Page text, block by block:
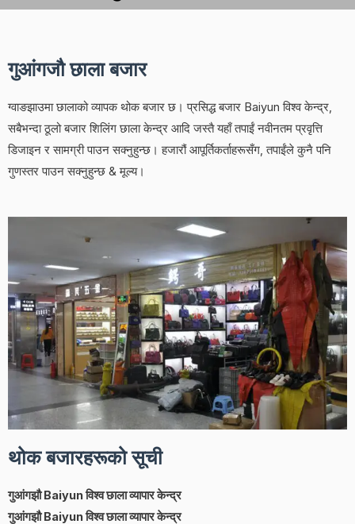
गुआंगजौ छाला बजार
ग्वाङझाउमा छालाको व्यापक थोक बजार छ। प्रसिद्ध बजार Baiyun विश्व केन्द्र,
सबैभन्दा ठूलो बजार शिलिंग छाला केन्द्र आदि जस्तै यहाँ तपाईं नवीनतम प्रवृत्ति
डिजाइन र सामग्री पाउन सक्नुहुन्छ। हजारौं आपूर्तिकर्ताहरूसँग, तपाईंले कुनै पनि
गुणस्तर पाउन सक्नुहुन्छ & मूल्य।
थोक बजारहरूको सूची
गुआंगझौ Baiyun विश्व छाला व्यापार केन्द्र
गुआंगझौ Baiyun विश्व छाला व्यापार केन्द्र